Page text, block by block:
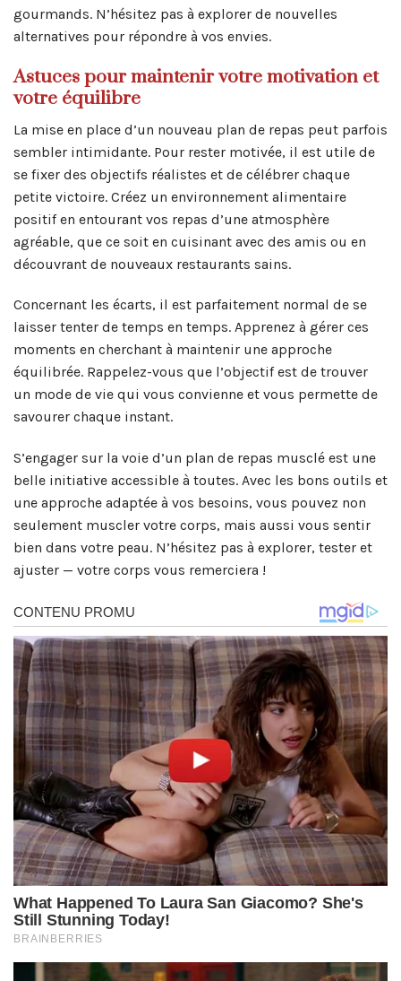
gourmands. N’hésitez pas à explorer de nouvelles
alternatives pour répondre à vos envies.
Astuces pour maintenir votre motivation et
votre équilibre
La mise en place d’un nouveau plan de repas peut parfois
sembler intimidante. Pour rester motivée, il est utile de
se fixer des objectifs réalistes et de célébrer chaque
petite victoire. Créez un environnement alimentaire
positif en entourant vos repas d’une atmosphère
agréable, que ce soit en cuisinant avec des amis ou en
découvrant de nouveaux restaurants sains.
Concernant les écarts, il est parfaitement normal de se
laisser tenter de temps en temps. Apprenez à gérer ces
moments en cherchant à maintenir une approche
équilibrée. Rappelez-vous que l’objectif est de trouver
un mode de vie qui vous convienne et vous permette de
savourer chaque instant.
S’engager sur la voie d’un plan de repas musclé est une
belle initiative accessible à toutes. Avec les bons outils et
une approche adaptée à vos besoins, vous pouvez non
seulement muscler votre corps, mais aussi vous sentir
bien dans votre peau. N’hésitez pas à explorer, tester et
ajuster — votre corps vous remerciera !